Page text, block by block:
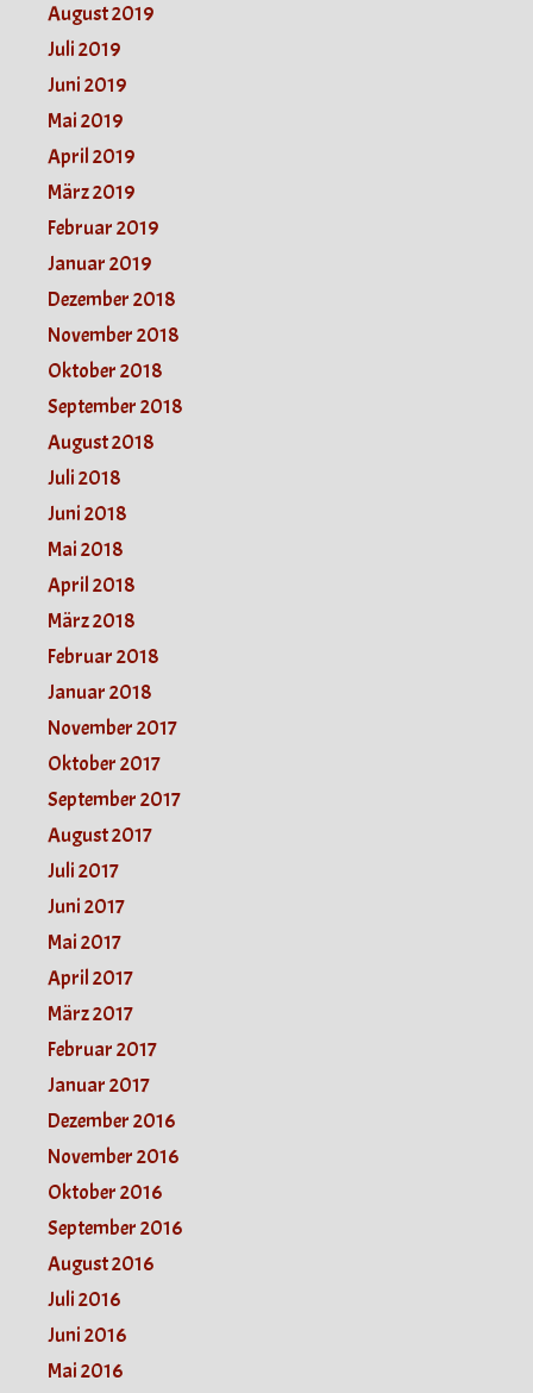
August 2019
Juli 2019
Juni 2019
Mai 2019
April 2019
März 2019
Februar 2019
Januar 2019
Dezember 2018
November 2018
Oktober 2018
September 2018
August 2018
Juli 2018
Juni 2018
Mai 2018
April 2018
März 2018
Februar 2018
Januar 2018
November 2017
Oktober 2017
September 2017
August 2017
Juli 2017
Juni 2017
Mai 2017
April 2017
März 2017
Februar 2017
Januar 2017
Dezember 2016
November 2016
Oktober 2016
September 2016
August 2016
Juli 2016
Juni 2016
Mai 2016